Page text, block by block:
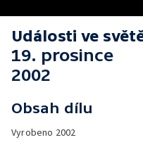
Události ve
19. prosince
2002
Obsah dílu
Vyrobeno 2002